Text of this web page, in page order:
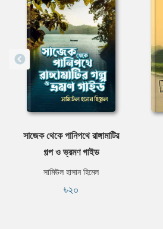
সাজেক থেকে পানিপথে রাঙ্গামাটির
গল্প ও ভ্রমণ গাইড
সামিউল হাসান হিমেল
৳২০